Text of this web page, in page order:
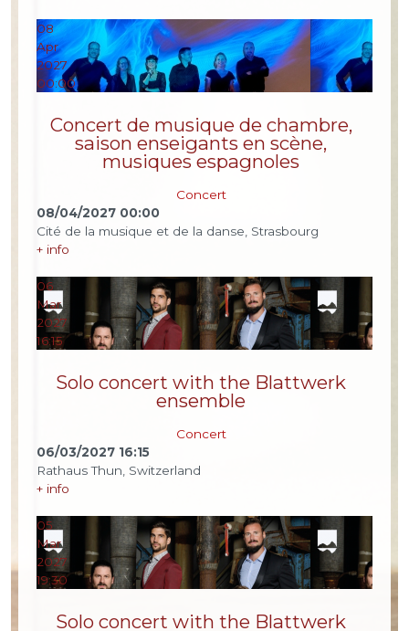
08
Apr
2027
00:00
Concert de musique de chambre,
saison enseigants en scène,
musiques espagnoles
Concert
08/04/2027 00:00
Cité de la musique et de la danse, Strasbourg
+ info
06
Mar
2027
16:15
Solo concert with the Blattwerk
ensemble
Concert
06/03/2027 16:15
Rathaus Thun, Switzerland
+ info
05
Mar
2027
19:30
Solo concert with the Blattwerk